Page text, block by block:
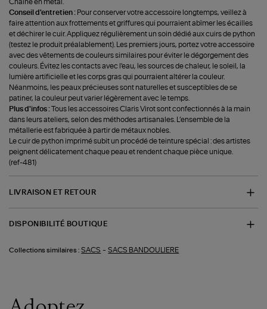
Chaîne en métal.
Conseil d'entretien : Pour conserver votre accessoire longtemps, veillez à
faire attention aux frottements et griffures qui pourraient abîmer les écailles
et déchirer le cuir. Appliquez régulièrement un soin dédié aux cuirs de python
(testez le produit préalablement). Les premiers jours, portez votre accessoire
avec des vêtements de couleurs similaires pour éviter le dégorgement des
couleurs. Évitez les contacts avec l'eau, les sources de chaleur, le soleil, la
lumière artificielle et les corps gras qui pourraient altérer la couleur.
Néanmoins, les peaux précieuses sont naturelles et susceptibles de se
patiner, la couleur peut varier légèrement avec le temps.
Plus d'infos :
Tous les accessoires Claris Virot sont confectionnés à la main
dans leurs ateliers, selon des méthodes artisanales. L’ensemble de la
métallerie est fabriquée à partir de métaux nobles.
Le cuir de python imprimé subit un procédé de teinture spécial : des artistes
peignent délicatement chaque peau et rendent chaque pièce unique.
(ref-481)
LIVRAISON ET RETOUR
DISPONIBILITÉ BOUTIQUE
Collections similaires : SACS -SACS BANDOULIERE